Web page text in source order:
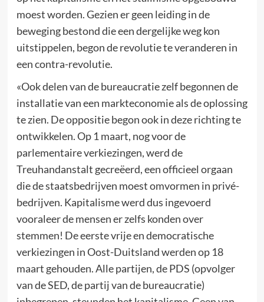
moest worden. Gezien er geen leiding in de
beweging bestond die een dergelijke weg kon
uitstippelen, begon de revolutie te veranderen in
een contra-revolutie.
«Ook delen van de bureaucratie zelf begonnen de
installatie van een markteconomie als de oplossing
te zien. De oppositie begon ook in deze richting te
ontwikkelen. Op 1 maart, nog voor de
parlementaire verkiezingen, werd de
Treuhandanstalt gecreëerd, een officieel orgaan
die de staatsbedrijven moest omvormen in privé-
bedrijven. Kapitalisme werd dus ingevoerd
vooraleer de mensen er zelfs konden over
stemmen! De eerste vrije en democratische
verkiezingen in Oost-Duitsland werden op 18
maart gehouden. Alle partijen, de PDS (opvolger
van de SED, de partij van de bureaucratie)